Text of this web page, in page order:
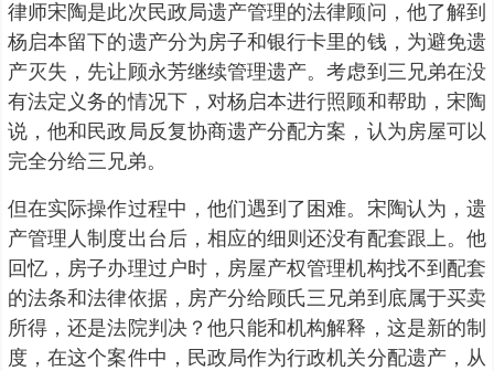
律师宋陶是此次民政局遗产管理的法律顾问，他了解到
杨启本留下的遗产分为房子和银行卡里的钱，为避免遗
产灭失，先让顾永芳继续管理遗产。考虑到三兄弟在没
有法定义务的情况下，对杨启本进行照顾和帮助，宋陶
说，他和民政局反复协商遗产分配方案，认为房屋可以
完全分给三兄弟。
但在实际操作过程中，他们遇到了困难。宋陶认为，遗
产管理人制度出台后，相应的细则还没有配套跟上。他
回忆，房子办理过户时，房屋产权管理机构找不到配套
的法条和法律依据，房产分给顾氏三兄弟到底属于买卖
所得，还是法院判决？他只能和机构解释，这是新的制
度，在这个案件中，民政局作为行政机关分配遗产，从